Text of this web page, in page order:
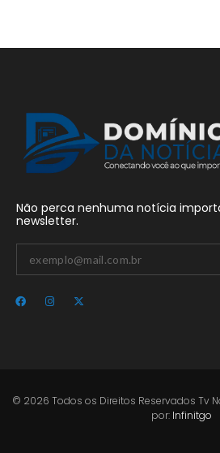
Não perca nenhuma notícia
newsletter.
© 2026 Todos os Direitos Reservados Tv
por: Infinitgo